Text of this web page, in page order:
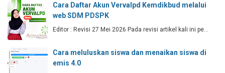
Cara Daftar Akun Vervalpd Kemdikbud melalui
web SDM PDSPK
Editor : Revisi 27 Mei 2026 Pada revisi artikel kali ini pe…
Cara meluluskan siswa dan menaikan siswa di
emis 4.0